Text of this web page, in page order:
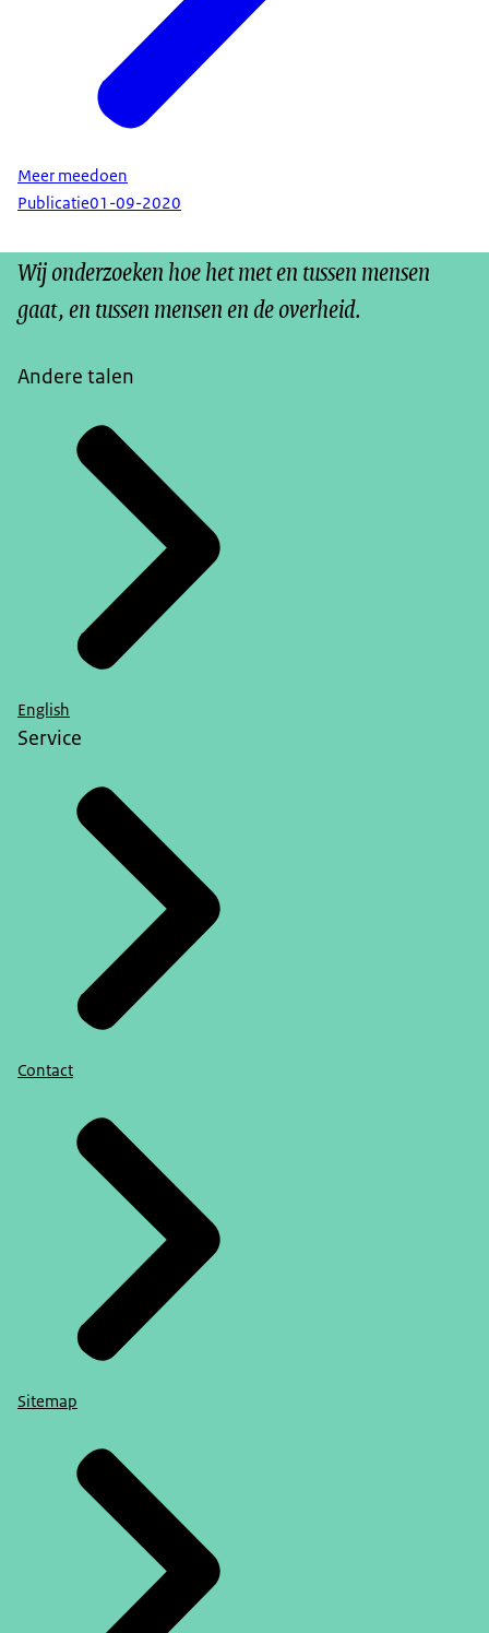
Meer meedoen
Publicatie01-09-2020
Wij onderzoeken hoe het met en tussen mensen
gaat, en tussen mensen en de overheid.
Andere talen
English
Service
Contact
Sitemap